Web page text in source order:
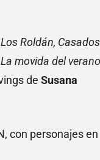
Roldán, Casados
movida del
de Susana
con personajes en